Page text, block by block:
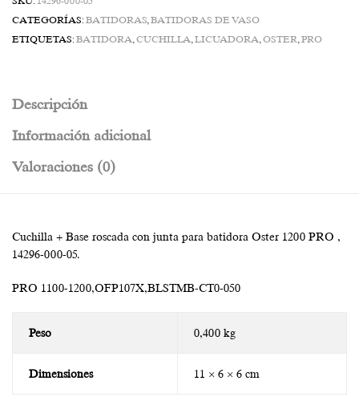
CATEGORÍAS: BATIDORAS,BATIDORAS DE VASO
ETIQUETAS: BATIDORA,CUCHILLA,LICUADORA,OSTER,PRO
Descripción
Información adicional
Valoraciones (0)
Cuchilla + Base roscada con junta para batidora Oster 1200 PRO ,
14296-000-05.
PRO 1100-1200,OFP107X,BLSTMB-CT0-050
Peso 0,400 kg
Dimensiones 11 × 6 × 6 cm